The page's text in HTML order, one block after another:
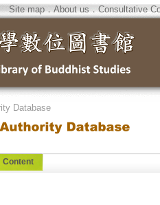
Site map．About us．Consultative
Database
Content